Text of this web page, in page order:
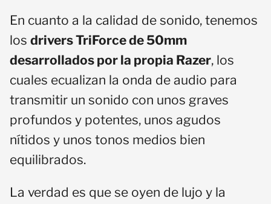
En cuanto a la calidad de sonido, tenemos
los drivers TriForce de 50mm
desarrollados por la propia Razer, los
cuales ecualizan la onda de audio para
transmitir un sonido con unos graves
profundos y potentes, unos agudos
nítidos y unos tonos medios bien
equilibrados.
La verdad es que se oyen de lujo y la